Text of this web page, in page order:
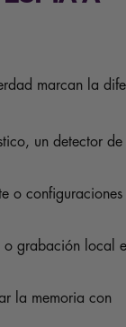
marcan la
un detector de
o configuraciones
o grabación local
la memoria con